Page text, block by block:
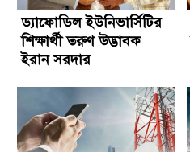
ড্যাফোডিল ইউনিভার্সিটির
শিক্ষার্থী তরুণ উদ্ভাবক
ইরান সরদার